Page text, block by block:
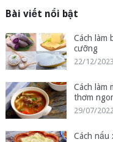
Bài viết nổi bật
Cách làm
cưỡng
22/12/2023
Cách làm
thơm
29/07/
Cách